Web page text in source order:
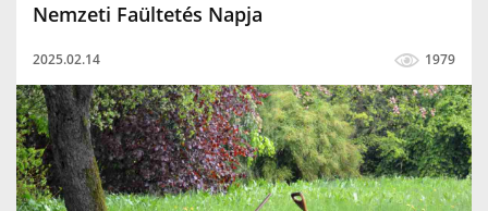
Nemzeti Faültetés Napja
2025.02.14 1979